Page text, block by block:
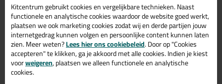
Wanneer gebruik je Sikatack PRO?
SikaTack®-PRO is alleen geschikt voor ervaren professionals. Dit
product en gerelateerde procesinformatie is ontwikkeld voor
Automotive Glasvervanging (AGR). Voor andere toepassingen,
dienen vooraf testen te worden uitgevoerd met de gangbare
ondergronden en onder plaatselijke omstandigheden voor het
vaststellen van hechting en compatibiliteit en van het materiaal.
Kitcentrum gebruikt cookies en vergelijkbare technieken. Naast
functionele en analytische cookies waardoor de website goed werkt,
plaatsen we ook marketing cookies zodat wij en derde partijen jouw
internetgedrag kunnen volgen en persoonlijke content kunnen laten
zien. Meer weten?Lees hier ons cookiebeleid. Door op "Cookies
accepteren" te klikken, ga je akkoord met alle cookies. Indien je kiest
voorweigeren, plaatsen we alleen functionele en analytische
cookies.